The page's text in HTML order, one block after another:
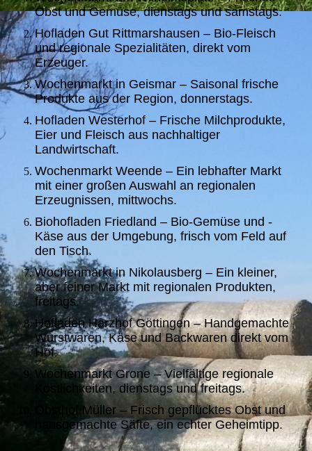
Obst und Gemüse, dienstags und samstags.
Hofladen Gut Rittmarshausen – Bio-Fleisch
und regionale Spezialitäten, direkt vom
Erzeuger.
Wochenmarkt in Geismar – Saisonal frische
Produkte aus der Region, donnerstags.
Hofladen Westerhof – Frische Milchprodukte,
Eier und Fleisch aus nachhaltiger
Landwirtschaft.
Wochenmarkt Weende – Ein lebhafter Markt
mit einer großen Auswahl an regionalen
Erzeugnissen, mittwochs.
Biohofladen Friedland – Bio-Gemüse und -
Käse aus der Umgebung, frisch vom Feld auf
den Tisch.
Wochenmarkt in Nikolausberg – Ein kleiner,
aber feiner Markt mit regionalen Produkten,
freitags.
Hofladen Harzhof Göttingen – Handgemachte
Wurstwaren, Käse und Backwaren direkt vom
Hof.
Wochenmarkt Grone – Vielfältige regionale
Köstlichkeiten, dienstags und freitags.
Obsthof Müller – Frisch gepflücktes Obst und
hausgemachte Säfte, ein echter Geheimtipp.